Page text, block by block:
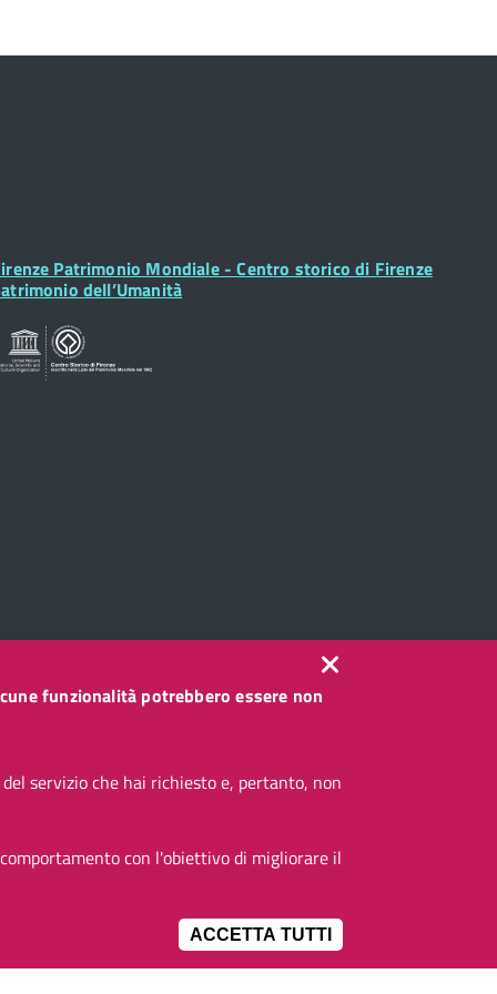
Patrimonio Mondiale - Centro storico di Firenze
dell’Umanità
funzionalità potrebbero essere non
servizio che hai richiesto e, pertanto, non
con l'obiettivo di migliorare il
ACCETTA TUTTI